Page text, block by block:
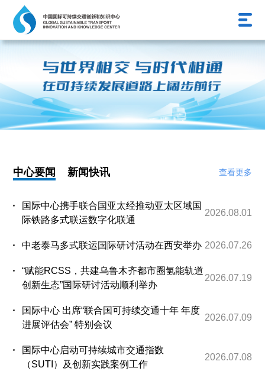
中心要闻 新闻快讯 查看更多
国际中心携手联合国亚太经推动亚太区域国
际铁路多式联运数字化联通
2026.08.01
中老泰马多式联运国际研讨活动在西安举办 2026.07.26
“赋能RCSS，共建乌鲁木齐都市圈氢能轨道
创新生态”国际研讨活动顺利举办
2026.07.19
国际中心 出席“联合国可持续交通十年 年度
进展评估会” 特别会议
2026.07.09
国际中心启动可持续城市交通指数
（SUTI）及创新实践案例工作
2026.07.08